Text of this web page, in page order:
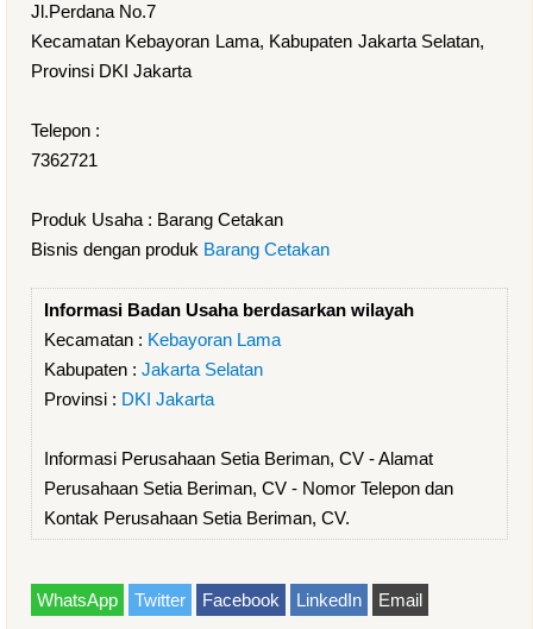
Jl.Perdana No.7
Kecamatan Kebayoran Lama, Kabupaten Jakarta Selatan,
Provinsi DKI Jakarta
Telepon :
7362721
Produk Usaha : Barang Cetakan
Bisnis dengan produk Barang Cetakan
Informasi Badan Usaha berdasarkan wilayah
Kecamatan : Kebayoran Lama
Kabupaten : Jakarta Selatan
Provinsi : DKI Jakarta
Informasi Perusahaan Setia Beriman, CV - Alamat
Perusahaan Setia Beriman, CV - Nomor Telepon dan
Kontak Perusahaan Setia Beriman, CV.
WhatsApp Twitter Facebook LinkedIn Email